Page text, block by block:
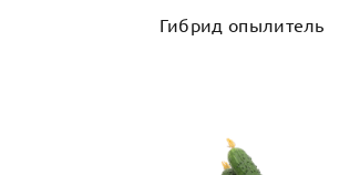
Гибрид опылитель